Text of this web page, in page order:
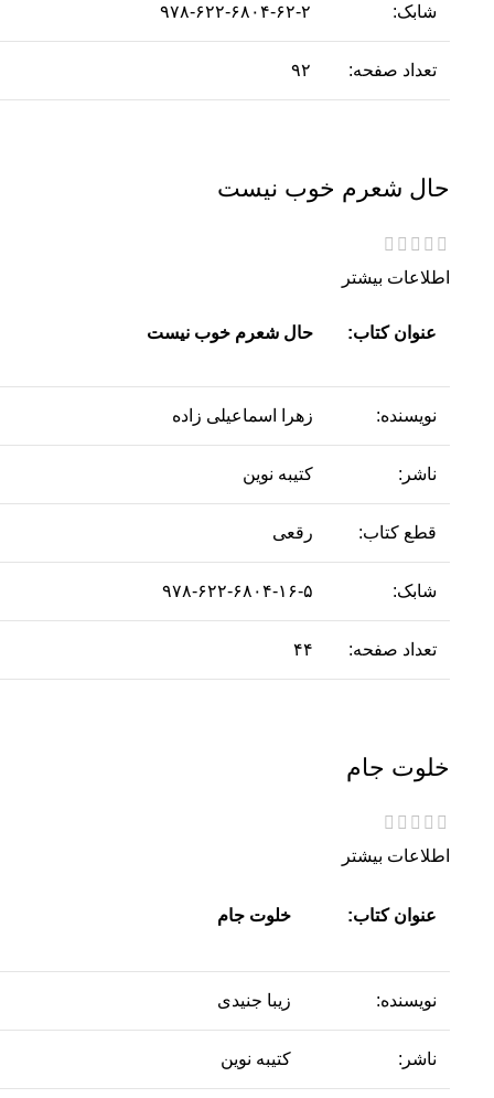
شابک: ۹۷۸-۶۲۲-۶۸۰۴-۶۲-۲
تعداد صفحه: ۹۲
حال شعرم خوب نیست
اطلاعات بیشتر
عنوان کتاب: حال شعرم خوب نیست
نویسنده: زهرا اسماعیلی زاده
ناشر: کتیبه نوین
قطع کتاب: رقعی
شابک: ۹۷۸-۶۲۲-۶۸۰۴-۱۶-۵
تعداد صفحه: ۴۴
خلوت جام
اطلاعات بیشتر
عنوان کتاب: خلوت جام
نویسنده: زیبا جنیدی
ناشر: کتیبه نوین